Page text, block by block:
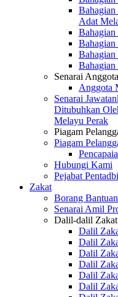
Adat
Bahagian
Senarai
Anggota
Senarai
Ditubuhkan
Melayu Perak
Piagam
Piagam
Hubungi Kami
Pejabat
Zakat
Borang
Senarai Amil
Dalil-dalil Zakat
Dalil
Dalil
Dalil
Dalil
Dalil
Dalil